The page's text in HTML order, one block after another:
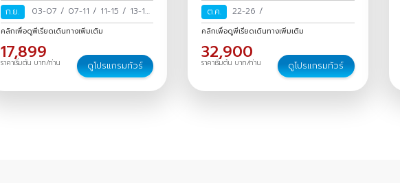
ก.ย.
03-07 / 07-11 / 11-15 / 13-17
/15-19/19-23/23-27/27
คลิกเพื่อดูพีเรียดเดินทางเพิ่มเติม
17,899
ราคาเริ่มต้น บาท/ท่าน ดูโปรแกรมทัวร์
ต.ค.
22-26 /
คลิกเพื่อดูพีเรียดเดินทางเพิ่มเติม
32,900
ราคาเริ่มต้น บาท/ท่าน ดูโปรแกรมทัวร์